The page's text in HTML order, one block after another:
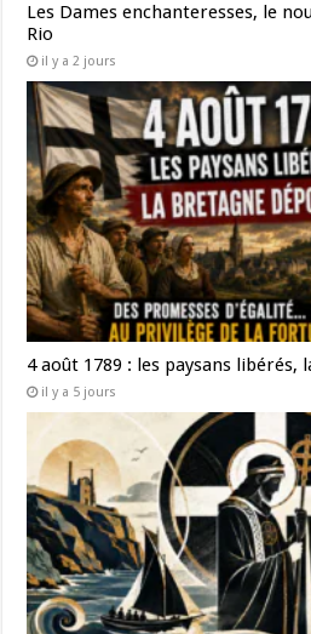
Les Dames enchanteresses, le
Rio
il y a 2 jours
4 août 1789 : les paysans libérés,
il y a 5 jours